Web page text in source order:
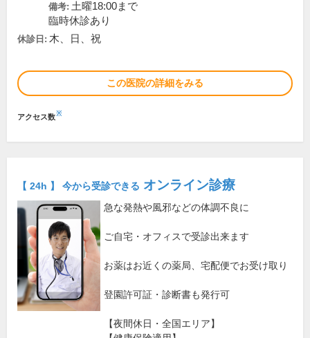
備考: 土曜18:00まで
臨時休診あり
休診日: 木、日、祝
この医院の詳細をみる
アクセス数※
【 24h 】 今から受診できる オンライン診療
急な発熱や風邪などの体調不良に
ご自宅・オフィスで受診出来ます
お薬はお近くの薬局、宅配便でお受け取り
登園許可証・診断書も発行可
【夜間休日・全国エリア】